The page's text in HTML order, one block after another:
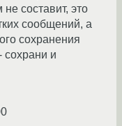
составит, это
сообщений, а
сохранения
сохрани и